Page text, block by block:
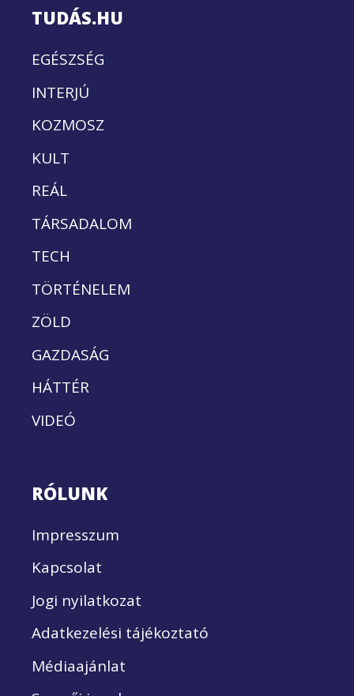
TUDÁS.HU
EGÉSZSÉG
INTERJÚ
KOZMOSZ
KULT
REÁL
TÁRSADALOM
TECH
TÖRTÉNELEM
ZÖLD
GAZDASÁG
HÁTTÉR
VIDEÓ
RÓLUNK
Impresszum
Kapcsolat
Jogi nyilatkozat
Adatkezelési tájékoztató
Médiaajánlat